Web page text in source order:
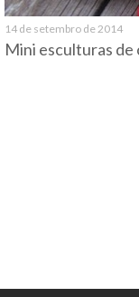
14 de setembro de 2014
Mini esculturas de